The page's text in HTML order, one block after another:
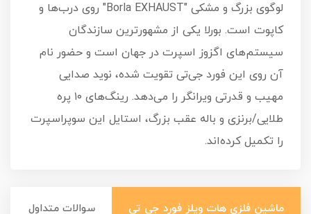
لوگوی بزرگ و مشکی "Borla EXHAUST" روی درب‌ها و
کاپوت است. بورلا یکی از مشهورترین سازندگان
سیستم‌های اگزوز اسپرت در جهان است و حضور نام
آن روی این فورد جی‌تی تقویت شده، نوید صدایی
مهیب و قدرتی ویرانگر را می‌دهد. رینگ‌های ۱۰ پره
طلایی/برنزی و باله عقب بزرگ، استایل این سوپراسپرت
را تکمیل کرده‌اند.
ماشین فلزی هات ویلز فورد جی تی سوالات متداول